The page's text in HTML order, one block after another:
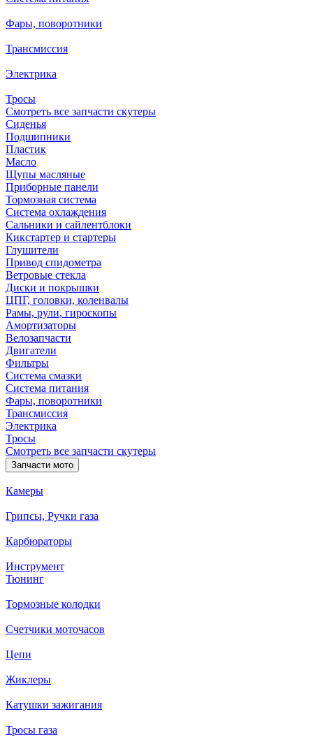
Фары, поворотники
Трансмиссия
Электрика
Тросы
Смотреть все запчасти скутеры
Сиденья
Подшипники
Пластик
Масло
Щупы масляные
Приборные панели
Тормозная система
Система охлаждения
Сальники и сайлентблоки
Кикстартер и стартеры
Глушители
Привод спидометра
Ветровые стекла
Диски и покрышки
ЦПГ, головки, коленвалы
Рамы, рули, гироскопы
Амортизаторы
Велозапчасти
Двигатели
Фильтры
Система смазки
Система питания
Фары, поворотники
Трансмиссия
Электрика
Тросы
Смотреть все запчасти скутеры
Запчасти мото
Камеры
Грипсы, Ручки газа
Карбюраторы
Инструмент
Тюнинг
Тормозные колодки
Счетчики моточасов
Цепи
Жиклеры
Катушки зажигания
Тросы газа